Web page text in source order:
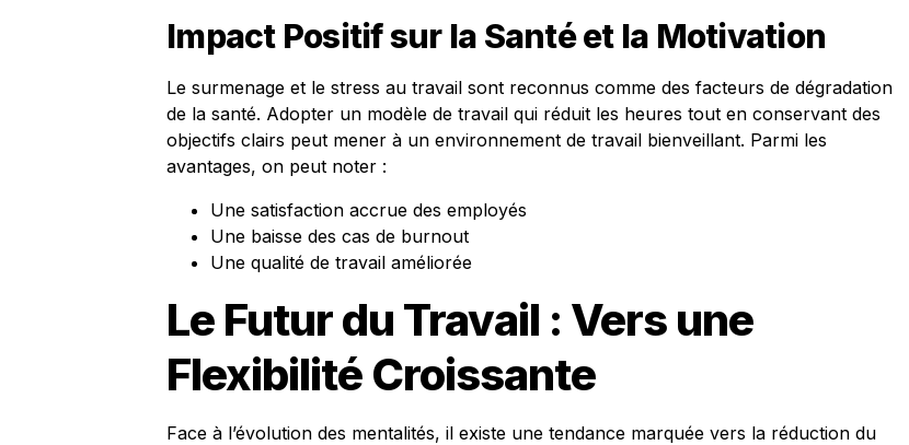
Impact Positif sur la Santé et la Motivation
Le surmenage et le stress au travail sont reconnus comme des facteurs de dégradation
de la santé. Adopter un modèle de travail qui réduit les heures tout en conservant des
objectifs clairs peut mener à un environnement de travail bienveillant. Parmi les
avantages, on peut noter :
Une satisfaction accrue des employés
Une baisse des cas de burnout
Une qualité de travail améliorée
Le Futur du Travail : Vers une
Flexibilité Croissante
Face à l’évolution des mentalités, il existe une tendance marquée vers la réduction du